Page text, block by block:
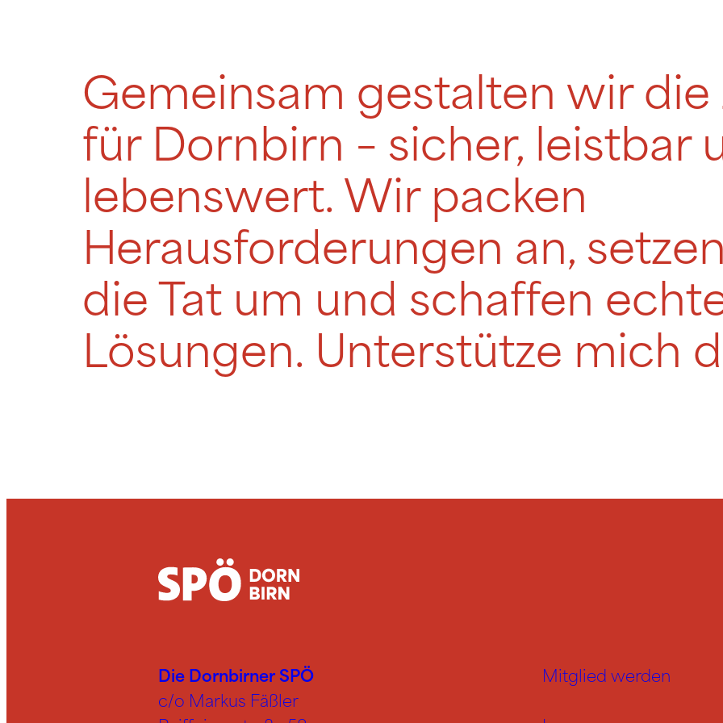
Gemeinsam gestalten wir die
für Dornbirn – sicher, leistbar
lebenswert. Wir packen
Herausforderungen an,
die Tat um und schaffen
Lösungen. Unterstütze mich
Die Dornbirner SPÖ
c/o Markus Fäßler
Mitglied werden